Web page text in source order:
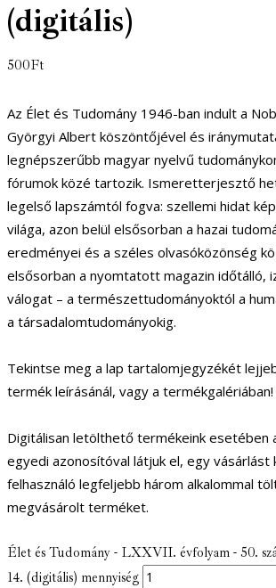
(digitális)
500Ft
Az Élet és Tudomány 1946-ban indult a
Györgyi Albert köszöntőjével és
legnépszerűbb magyar nyelvű
fórumok közé tartozik. Ismeretterjesztő
legelső lapszámtól fogva: szellemi hidat
világa, azon belül elsősorban a hazai
eredményei és a széles olvasóközönség
elsősorban a nyomtatott magazin időtálló,
válogat – a természettudományoktól a
a társadalomtudományokig.
Tekintse meg a lap tartalomjegyzékét
termék leírásánál, vagy a termékgalériában!
Digitálisan letölthető termékeink esetében
egyedi azonosítóval látjuk el, egy vásárlást
felhasználó legfeljebb három alkalommal
megvásárolt terméket.
Élet és Tudomány - LXXVII. évfolyam - 50.
14. (digitális) mennyiség